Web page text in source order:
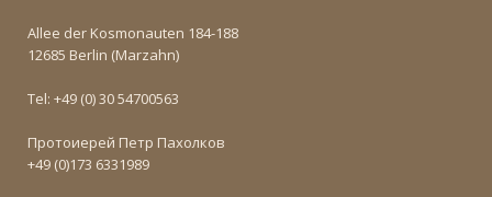
Allee der Kosmonauten 184-188
12685 Berlin (Marzahn)
Tel: +49 (0) 30 54700563
Протоиерей Петр Пахолков
+49 (0)173 6331989